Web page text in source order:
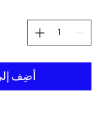
أضِف